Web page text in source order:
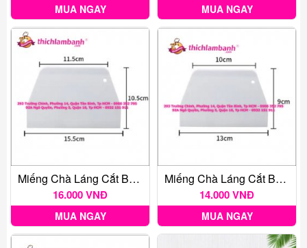
MUA NGAY MUA NGAY
Miếng Chà Láng Cắt Bột Hình Thang 15.5cm
16.000 VNĐ
MUA NGAY
Miếng Chà Láng Cắt Bột Hình Thang Nhỏ 13cm
14.000 VNĐ
MUA NGAY